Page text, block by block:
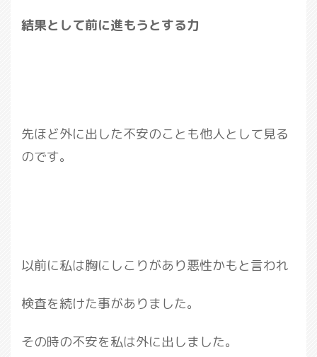
結果として前に進もうとする力
先ほど外に出した不安のことも他人として見る
のです。
以前に私は胸にしこりがあり悪性かもと言われ
検査を続けた事がありました。
その時の不安を私は外に出しました。